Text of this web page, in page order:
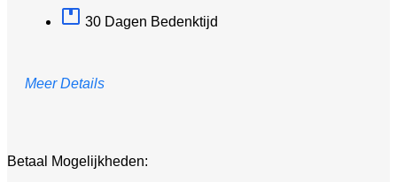
30 Dagen Bedenktijd
Meer Details
Betaal Mogelijkheden: